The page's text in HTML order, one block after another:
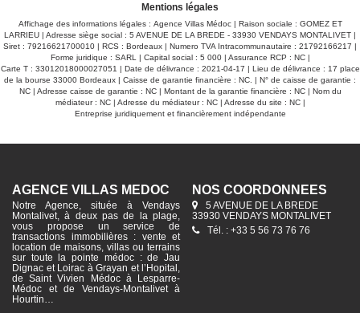
Mentions légales
Affichage des informations légales : Agence Villas Médoc | Raison sociale : GOMEZ ET
LARRIEU | Adresse siège social : 5 AVENUE DE LA BREDE - 33930 VENDAYS MONTALIVET |
Siret : 79216621700010 | RCS : Bordeaux | Numero TVA Intracommunautaire : 21792166217 |
Forme juridique : SARL | Capital social : 5 000 | Assurance RCP : NC |
Carte T : 33012018000027051 | Date de délivrance : 2021-04-17 | Lieu de délivrance : 17 place
de la bourse 33000 Bordeaux | Caisse de garantie financière : NC. | N° de caisse de garantie :
NC | Adresse caisse de garantie : NC | Montant de la garantie financière : NC | Nom du
médiateur : NC | Adresse du médiateur : NC | Adresse du site : NC |
Entreprise juridiquement et financièrement indépendante
AGENCE VILLAS MÉDOC
Notre Agence, située à Vendays
Montalivet, à deux pas de la plage,
vous propose un service de
transactions immobilières : vente et
location de maisons, villas ou terrains
sur toute la pointe médoc : de Jau
Dignac et Loirac à Grayan et l’Hopital,
de Saint Vivien Médoc à Lesparre-
Médoc et de Vendays-Montalivet à
Hourtin…
NOS COORDONNÉES
5 AVENUE DE LA BREDE
33930 VENDAYS MONTALIVET
Tél. : +33 5 56 73 76 76